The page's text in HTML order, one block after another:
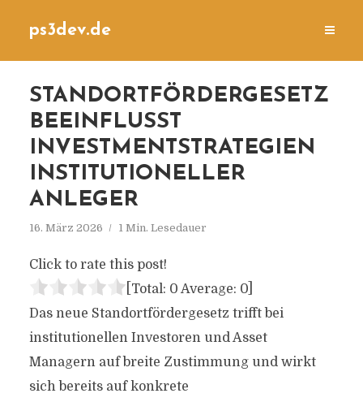
ps3dev.de
STANDORTFÖRDERGESETZ
BEEINFLUSST
INVESTMENTSTRATEGIEN
INSTITUTIONELLER
ANLEGER
16. März 2026 1 Min. Lesedauer
Click to rate this post!
[Total: 0 Average: 0]
Das neue Standortfördergesetz trifft bei
institutionellen Investoren und Asset
Managern auf breite Zustimmung und wirkt
sich bereits auf konkrete